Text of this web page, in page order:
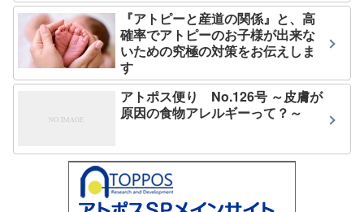
『アトピーと産道の関係』と、高
確率でアトピーのお子様が出来な
いための究極の対策をお伝えしま
す
アトポス便り No.126号 ～皮膚が
原因の食物アレルギーって？～